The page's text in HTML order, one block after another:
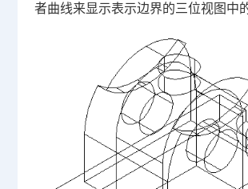
者曲线来显示表示边界的三位视图中